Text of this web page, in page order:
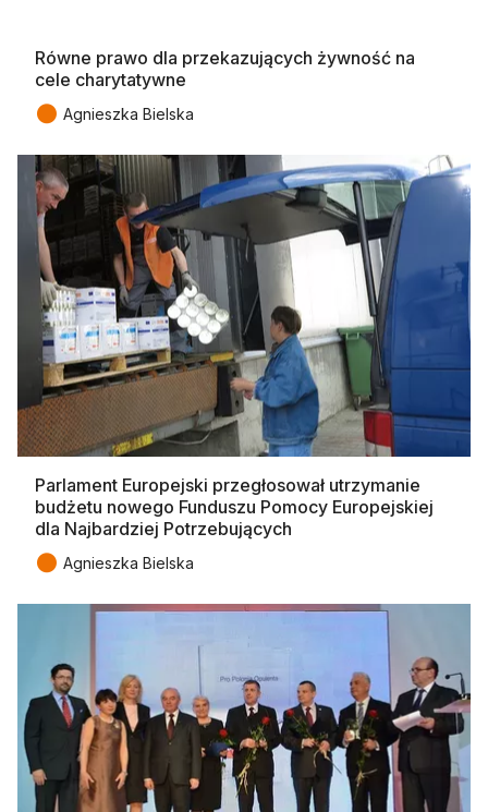
Równe prawo dla przekazujących żywność na
cele charytatywne
● Agnieszka Bielska
Parlament Europejski przegłosował utrzymanie
budżetu nowego Funduszu Pomocy Europejskiej
dla Najbardziej Potrzebujących
● Agnieszka Bielska